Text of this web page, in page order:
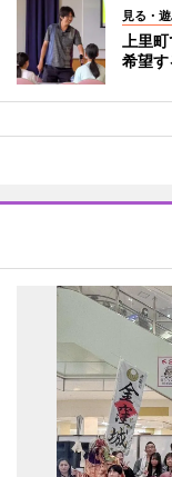
見る・
上里
希望